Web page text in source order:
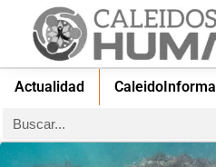
Actualidad CaleidoInforma